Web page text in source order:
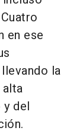
en ese
la
del